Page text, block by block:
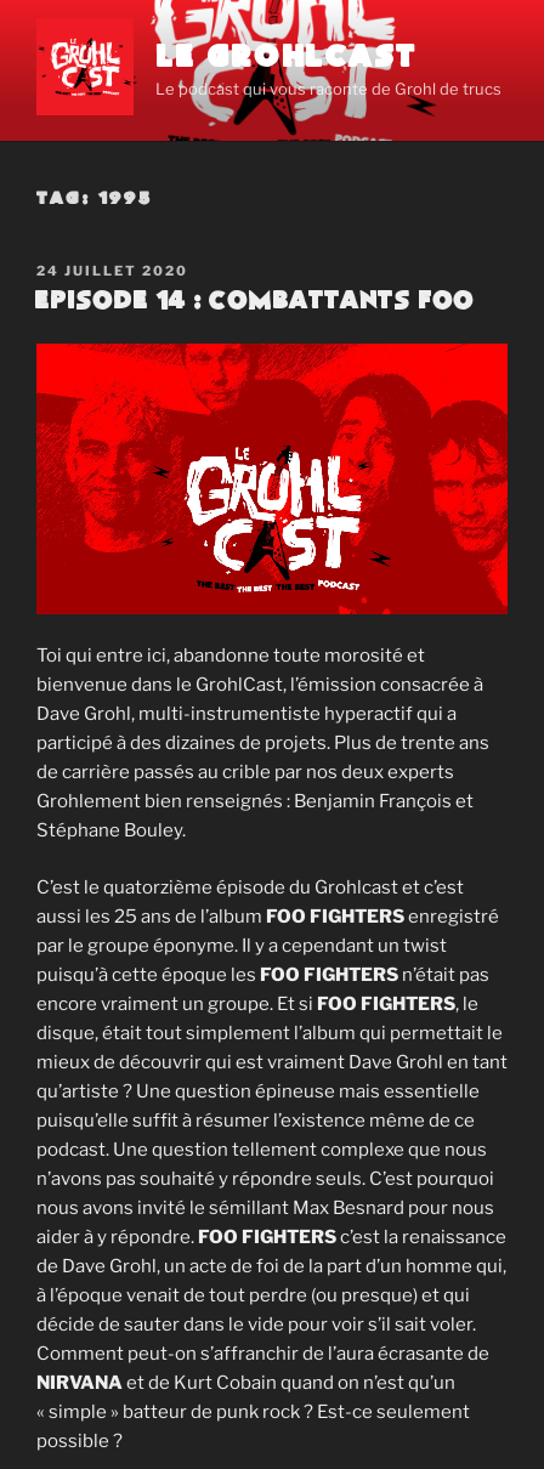
contenu
principal
LE GROHLCAST
Le podcast qui vous raconte de Grohl de trucs
TAG: 1995
PUBLIÉ
LE
24 JUILLET 2020
Episode 14 : Combattants Foo
Toi qui entre ici, abandonne toute morosité et
bienvenue dans le GrohlCast, l’émission consacrée à
Dave Grohl, multi-instrumentiste hyperactif qui a
participé à des dizaines de projets. Plus de trente ans
de carrière passés au crible par nos deux experts
Grohlement bien renseignés : Benjamin François et
Stéphane Bouley.
C’est le quatorzième épisode du Grohlcast et c’est
aussi les 25 ans de l’album FOO FIGHTERSenregistré
par le groupe éponyme. Il y a cependant un twist
puisqu’à cette époque les FOO FIGHTERS n’était pas
encore vraiment un groupe. Et si FOO FIGHTERS, le
disque, était tout simplement l’album qui permettait le
mieux de découvrir qui est vraiment Dave Grohl en tant
qu’artiste ? Une question épineuse mais essentielle
puisqu’elle suffit à résumer l’existence même de ce
podcast. Une question tellement complexe que nous
n’avons pas souhaité y répondre seuls. C’est pourquoi
nous avons invité le sémillant Max Besnard pour nous
aider à y répondre. FOO FIGHTERSc’est la renaissance
de Dave Grohl, un acte de foi de la part d’un homme qui,
à l’époque venait de tout perdre (ou presque) et qui
décide de sauter dans le vide pour voir s’il sait voler.
Comment peut-on s’affranchir de l’aura écrasante de
NIRVANAet de Kurt Cobain quand on n’est qu’un
« simple » batteur de punk rock ? Est-ce seulement
possible ?